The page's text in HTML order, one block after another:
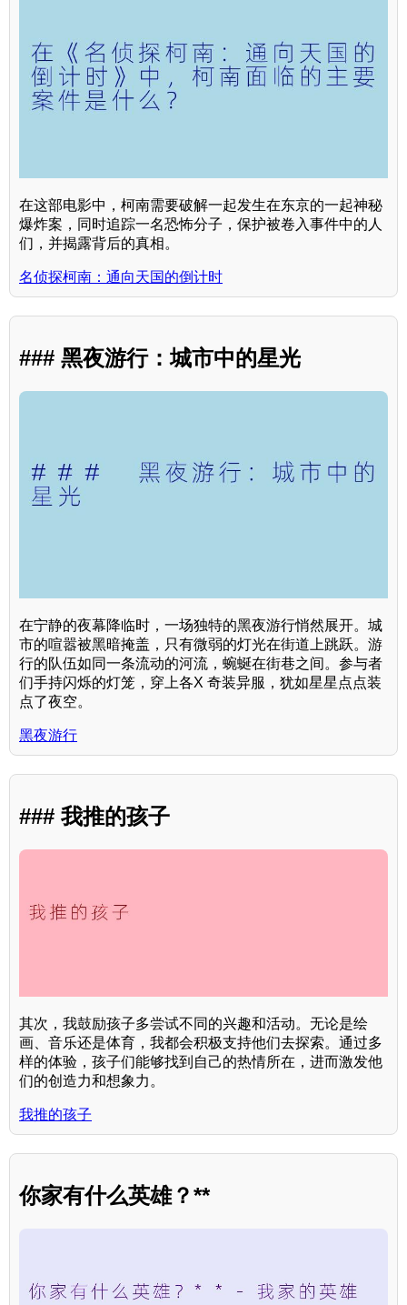
在这部电影中，柯南需要破解一起发生在东京的一起神秘
爆炸案，同时追踪一名恐怖分子，保护被卷入事件中的人
们，并揭露背后的真相。
名侦探柯南：通向天国的倒计时
### 黑夜游行：城市中的星光
在宁静的夜幕降临时，一场独特的黑夜游行悄然展开。城
市的喧嚣被黑暗掩盖，只有微弱的灯光在街道上跳跃。游
行的队伍如同一条流动的河流，蜿蜒在街巷之间。参与者
们手持闪烁的灯笼，穿上各X 奇装异服，犹如星星点点装
点了夜空。
黑夜游行
### 我推的孩子
其次，我鼓励孩子多尝试不同的兴趣和活动。无论是绘
画、音乐还是体育，我都会积极支持他们去探索。通过多
样的体验，孩子们能够找到自己的热情所在，进而激发他
们的创造力和想象力。
我推的孩子
你家有什么英雄？**